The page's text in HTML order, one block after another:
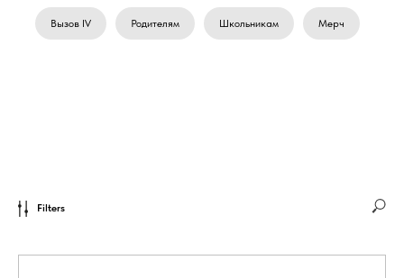
Вызов IV Родителям Школьникам Мерч
Filters